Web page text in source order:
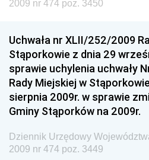
Rozwoju
Dziennik Urzędowy Ministra
Dziennik Urzędowy Ministra
Regionalnej
Dziennik Urzędowy Ministra
Dziennik Urzędowy Ministra
Dziennik Urzędowy Ministra
Inspektora Ochrony
2009 nr 474 poz. 3450
Uchwała nr XLII/252/2009
Stąporkowie z dnia 29
sprawie uchylenia uchwały
Rady Miejskiej w
sierpnia 2009r. w sprawie
Gminy Stąporków na 2009r.
Dziennik Urzędowy
2009 nr 474 poz. 3449